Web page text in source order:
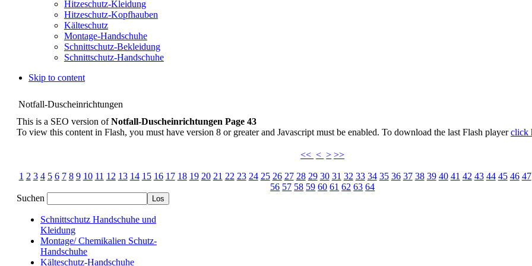
Hitzeschutz-Kleidung
Hitzeschutz-Kopfhauben
Kälteschutz
Montage-Handschuhe
Schnittschutz-Bekleidung
Schnittschutz-Handschuhe
Skip to content
Notfall-Duscheinrichtungen
This is a SEO version ofNotfall-Duscheinrichtungen Page 43
To view this content in Flash, you must have version 8 or greater and Javascript must be enabled. To download the last Flash playerclick
<< < > >>
1 2 3 4 5 6 7 8 9 10 11 12 13 14 15 16 17 18 19 20 21 22 23 24 25 26 27 28 29 30 31 32 33 34 35 36 37 38 39 40 41 42 43 44 45 46 47
56 57 58 59 60 61 62 63 64
Suchen
Schnittschutz Handschuhe und
Kleidung
Montage/ Chemikalien Schutz-
Handschuhe
Kälteschutz-Handschuhe